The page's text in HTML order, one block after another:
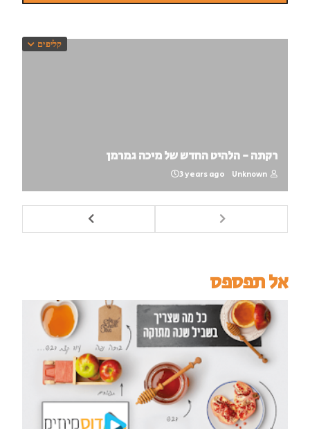
קליפים
רקתה - הלהיט החדש של מיכה גמרמן
Unknown
3 years ago
אל תפספס